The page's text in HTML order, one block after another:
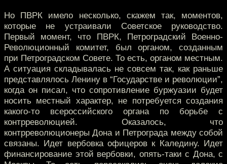
Но ПВРК имело несколько, скажем так, моментов,
которые не устраивали Советское руководство.
Первый момент, что ПВРК, Петроградский Военно-
Революционный комитет, был органом, созданным
при Петроградском Совете. То есть, органом местным.
А ситуация складывалась не совсем так, как раньше
представлялось Ленину в “Государстве и революции”,
когда он писал, что сопротивление буржуазии будет
носить местный характер, не потребуется создания
какого-то всероссийского органа по борьбе с
контрреволюцией. Оказалось, что
контрреволюционеры Дона и Петрограда между собой
связаны. Идет вербовка офицеров к Каледину. Идет
финансирование этой вербовки, опять-таки с Дона, с